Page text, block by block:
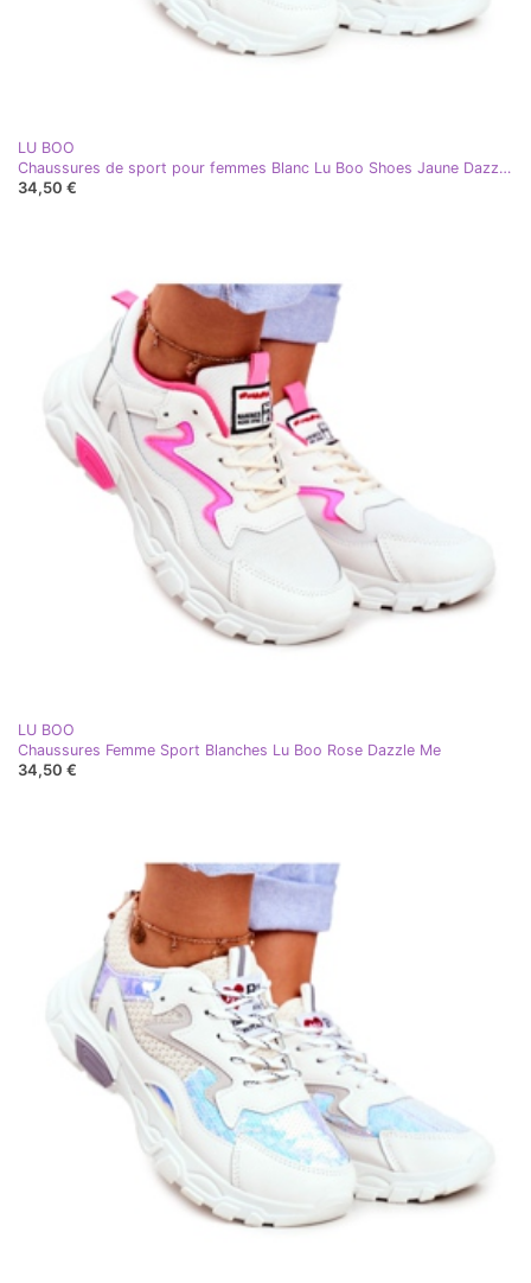
LU BOO
Chaussures de sport pour femmes Blanc Lu Boo Shoes Jaune Dazzle Me
34,50 €
LU BOO
Chaussures Femme Sport Blanches Lu Boo Rose Dazzle Me
34,50 €